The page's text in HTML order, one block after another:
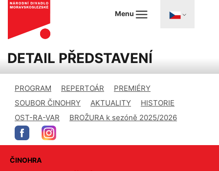
Menu
DETAIL PŘEDSTAVENÍ
PROGRAM REPERTOÁR
PREMIÉRY
SOUBOR ČINOHRY
AKTUALITY
HISTORIE
OST-RA-VAR
BROŽURA k sezóně 2025/2026
ČINOHRA